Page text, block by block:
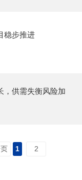
稳步推进
，供需失衡风险加
1 2